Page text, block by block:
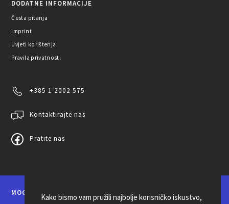
Kako bismo vam pružili najbolje korisničko iskustvo,
DODATNE INFORMACIJE
Česta pitanja
Imprint
Uvjeti korištenja
Pravila privatnosti
+385 1 2002 575
Kontaktirajte nas
Pratite nas
MOGUĆNOSTI PLAĆANJA